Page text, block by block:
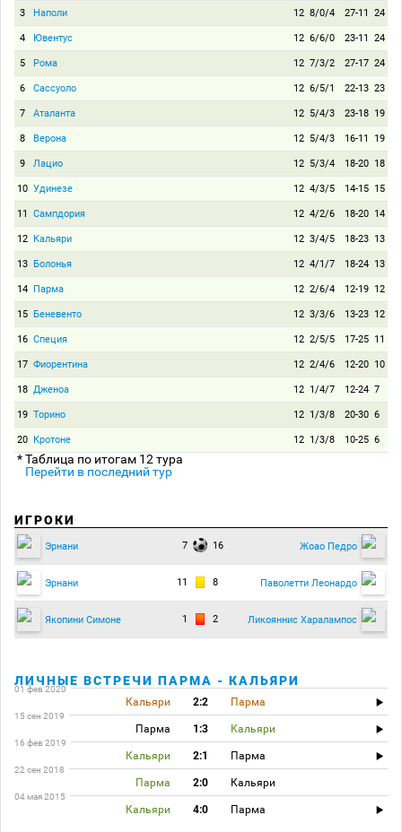
3 Наполи 12 8/0/4 27-11 24
4 Ювентус 12 6/6/0 23-11 24
5 Рома 12 7/3/2 27-17 24
6 Сассуоло 12 6/5/1 22-13 23
7 Аталанта 12 5/4/3 23-18 19
8 Верона 12 5/4/3 16-11 19
9 Лацио 12 5/3/4 18-20 18
10 Удинезе 12 4/3/5 14-15 15
11 Сампдория 12 4/2/6 18-20 14
12 Кальяри 12 3/4/5 18-23 13
13 Болонья 12 4/1/7 18-24 13
14 Парма 12 2/6/4 12-19 12
15 Беневенто 12 3/3/6 13-23 12
16 Специя 12 2/5/5 17-25 11
17 Фиорентина 12 2/4/6 12-20 10
18 Дженоа 12 1/4/7 12-24 7
19 Торино 12 1/3/8 20-30 6
20 Кротоне 12 1/3/8 10-25 6
* Таблица по итогам 12 тура
Перейти в последний тур
ИГРОКИ
Эрнани 7 16 Жоао Педро
Эрнани 11 8 Паволетти Леонардо
Якопини Симоне 1 2 Ликояннис Харалампос
ЛИЧНЫЕ ВСТРЕЧИ ПАРМА - КАЛЬЯРИ
01 фев 2020
Кальяри 2:2 Парма
15 сен 2019
Парма 1:3 Кальяри
16 фев 2019
Кальяри 2:1 Парма
22 сен 2018
Парма 2:0 Кальяри
04 мая 2015
Кальяри 4:0 Парма